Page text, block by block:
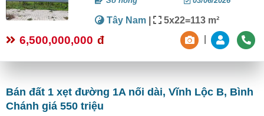
Tây Nam | 5x22=113 m²
6,500,000,000 đ
Bán đất 1 xẹt đường 1A nối dài, Vĩnh Lộc B, Bình
Chánh giá 550 triệu